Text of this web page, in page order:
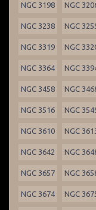
NGC 3198 NGC
NGC 3238 NGC
NGC 3319 NGC
NGC 3364 NGC
NGC 3458 NGC
NGC 3516 NGC
NGC 3610 NGC
NGC 3642 NGC
NGC 3657 NGC
NGC 3674 NGC